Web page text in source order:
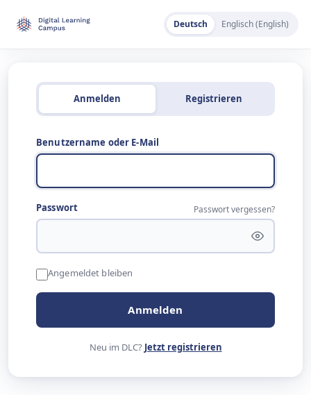
Deutsch Englisch (English)
Anmelden Registrieren
Benutzername oder E-Mail
Passwort Passwort vergessen?
Angemeldet bleiben
Anmelden
Neu im DLC? Jetzt registrieren